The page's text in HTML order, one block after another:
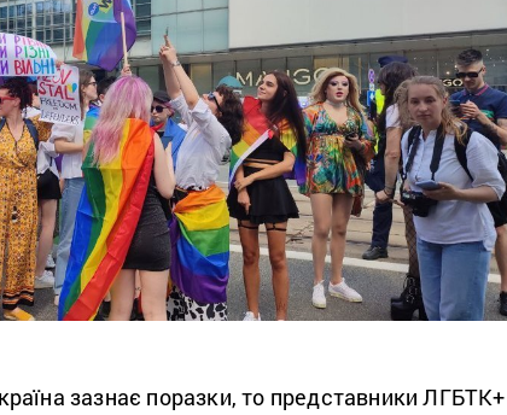
зазнає поразки, то представники ЛГБТК+